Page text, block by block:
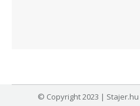
© Copyright 2023 |